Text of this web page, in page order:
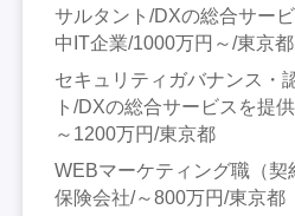
サルタント/DXの総合サー
中IT企業/1000万円～/東京都
セキュリティガバナンス・
ト/DXの総合サービスを提
～1200万円/東京都
WEBマーケティング職（契
保険会社/～800万円/東京都